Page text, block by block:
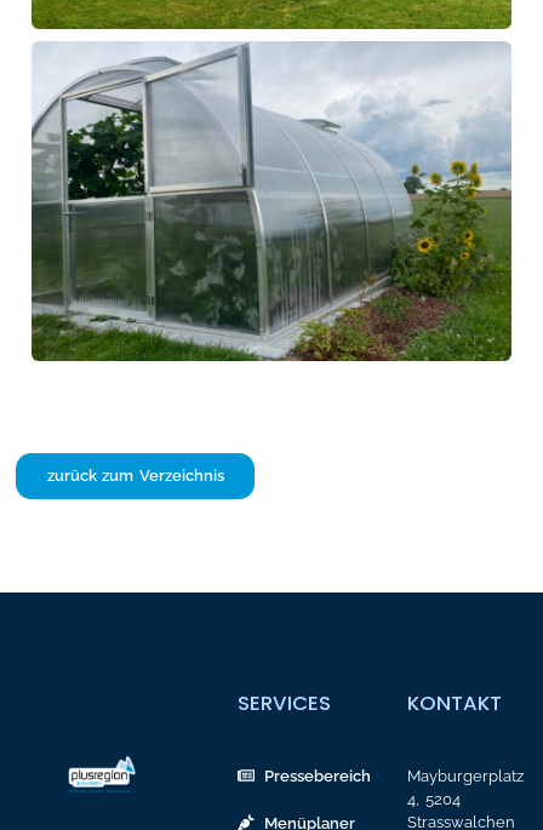
zurück zum Verzeichnis
SERVICES
Pressebereich
Menüplaner
KONTAKT
Mayburgerplatz
4, 5204
Strasswalchen